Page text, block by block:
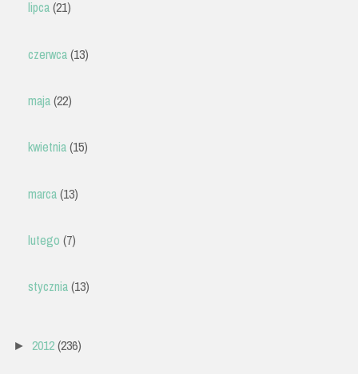
lipca(21)
czerwca(13)
maja(22)
kwietnia(15)
marca(13)
lutego (7)
stycznia(13)
► 2012(236)